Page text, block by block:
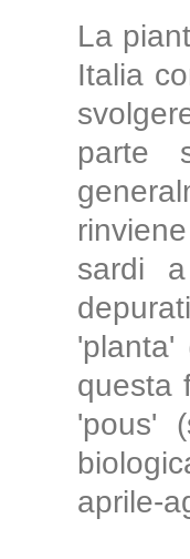
La
Italia
parte
sardi
'planta'
questa
'pous'
aprile-